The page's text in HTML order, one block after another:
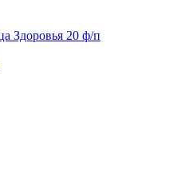
Здоровья 20 ф/п